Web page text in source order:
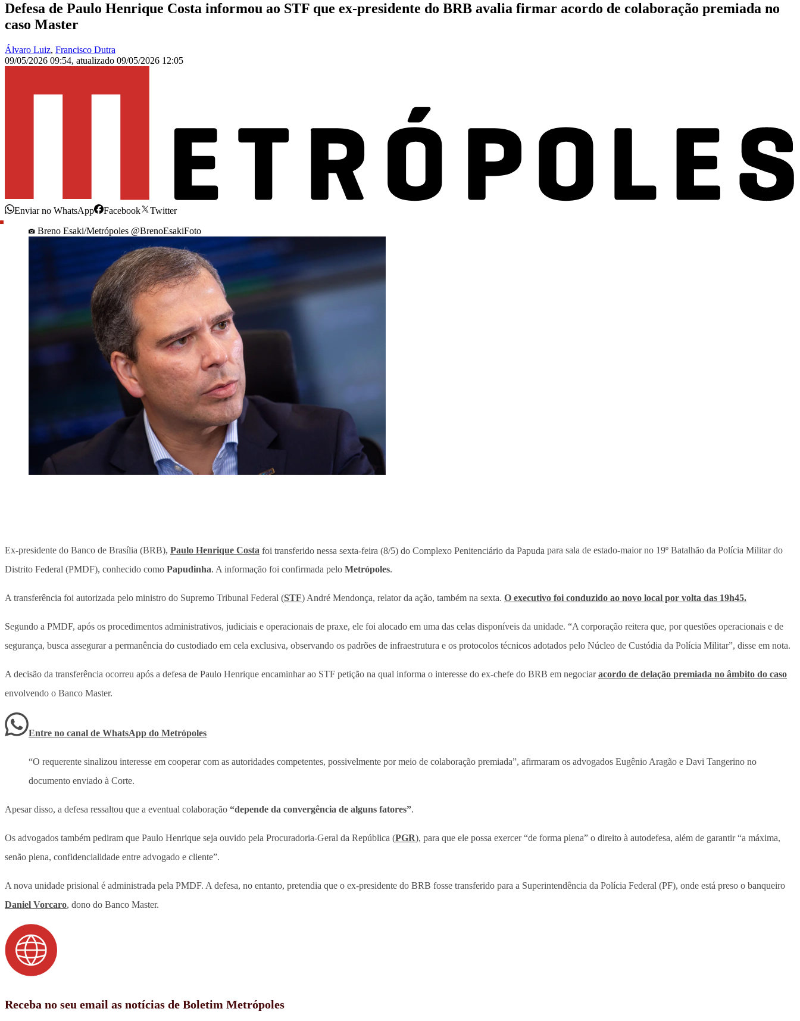
Defesa de Paulo Henrique Costa informou ao STF que ex-presidente do BRB avalia firmar acordo de colaboração premiada no
caso Master
Álvaro Luiz, Francisco Dutra
09/05/2026 09:54, atualizado 09/05/2026 12:05
Enviar no WhatsApp Facebook
Twitter
Breno Esaki/Metrópoles @BrenoEsakiFoto
Ex-presidente do Banco de Brasília (BRB), Paulo Henrique Costa foi transferido nessa sexta-feira (8/5) do Complexo Penitenciário da Papuda para sala de estado-maior no 19º Batalhão da Polícia Militar do
Distrito Federal (PMDF), conhecido como Papudinha. A informação foi confirmada pelo Metrópoles.
A transferência foi autorizada pelo ministro do Supremo Tribunal Federal (STF) André Mendonça, relator da ação, também na sexta. O executivo foi conduzido ao novo local por volta das 19h45.
Segundo a PMDF, após os procedimentos administrativos, judiciais e operacionais de praxe, ele foi alocado em uma das celas disponíveis da unidade. “A corporação reitera que, por questões operacionais e de
segurança, busca assegurar a permanência do custodiado em cela exclusiva, observando os padrões de infraestrutura e os protocolos técnicos adotados pelo Núcleo de Custódia da Polícia Militar”, disse em nota.
A decisão da transferência ocorreu após a defesa de Paulo Henrique encaminhar ao STF petição na qual informa o interesse do ex-chefe do BRB em negociaracordo de delação premiada no âmbito do caso
envolvendo o Banco Master.
Entre no canal de WhatsApp do Metrópoles
“O requerente sinalizou interesse em cooperar com as autoridades competentes, possivelmente por meio de colaboração premiada”, afirmaram os advogados Eugênio Aragão e Davi Tangerino no
documento enviado à Corte.
Apesar disso, a defesa ressaltou que a eventual colaboração “depende da convergência de alguns fatores”.
Os advogados também pediram que Paulo Henrique seja ouvido pela Procuradoria-Geral da República (PGR), para que ele possa exercer “de forma plena” o direito à autodefesa, além de garantir “a máxima,
senão plena, confidencialidade entre advogado e cliente”.
A nova unidade prisional é administrada pela PMDF. A defesa, no entanto, pretendia que o ex-presidente do BRB fosse transferido para a Superintendência da Polícia Federal (PF), onde está preso o banqueiro
Daniel Vorcaro, dono do Banco Master.
Receba no seu email as notícias de Boletim Metrópoles